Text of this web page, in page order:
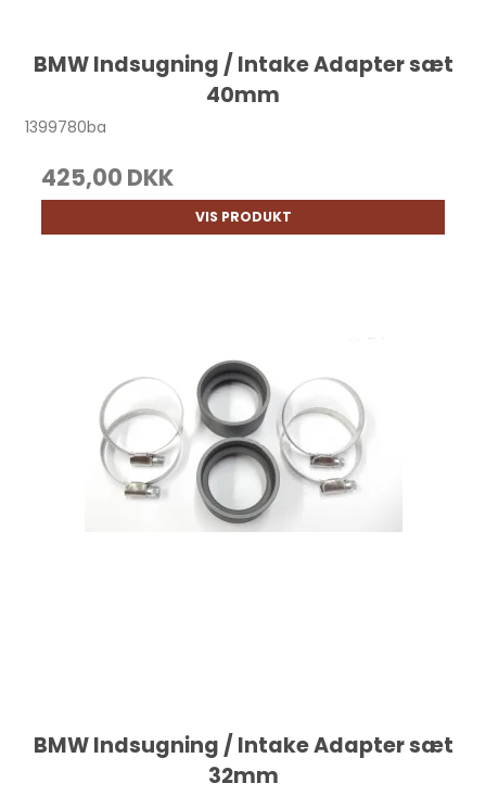
BMW Indsugning / Intake Adapter sæt
40mm
1399780ba
425,00 DKK
VIS PRODUKT
BMW Indsugning / Intake Adapter sæt
32mm